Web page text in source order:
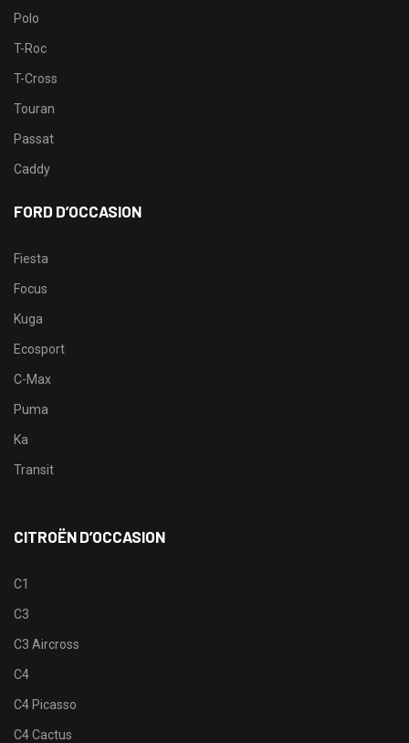
Polo
T-Roc
T-Cross
Touran
Passat
Caddy
FORD D’OCCASION
Fiesta
Focus
Kuga
Ecosport
C-Max
Puma
Ka
Transit
CITROËN D’OCCASION
C1
C3
C3 Aircross
C4
C4 Picasso
C4 Cactus